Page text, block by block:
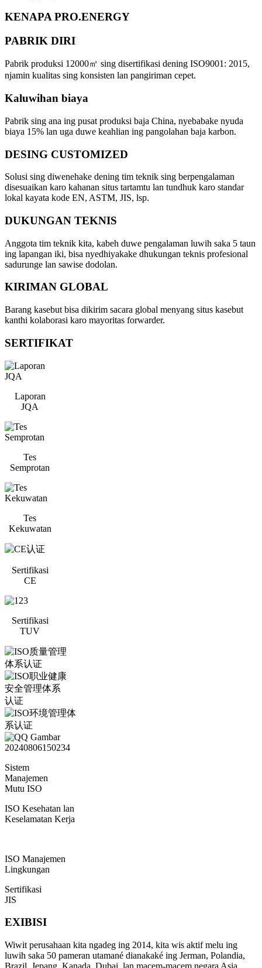
KENAPA PRO.ENERGY
PABRIK DIRI
Pabrik produksi 12000㎡ sing disertifikasi dening ISO9001: 2015,
njamin kualitas sing konsisten lan pangiriman cepet.
Kaluwihan biaya
Pabrik sing ana ing pusat produksi baja China, nyebabake nyuda
biaya 15% lan uga duwe keahlian ing pangolahan baja karbon.
DESING CUSTOMIZED
Solusi sing diwenehake dening tim teknik sing berpengalaman
disesuaikan karo kahanan situs tartamtu lan tundhuk karo standar
lokal kayata kode EN, ASTM, JIS, lsp.
DUKUNGAN TEKNIS
Anggota tim teknik kita, kabeh duwe pengalaman luwih saka 5 taun
ing lapangan iki, bisa nyedhiyakake dhukungan teknis profesional
sadurunge lan sawise dodolan.
KIRIMAN GLOBAL
Barang kasebut bisa dikirim sacara global menyang situs kasebut
kanthi kolaborasi karo mayoritas forwarder.
SERTIFIKAT
Laporan
JQA
Tes
Semprotan
Tes
Kekuwatan
Sertifikasi
CE
Sertifikasi
TUV
Sistem
Manajemen
Mutu ISO
ISO Kesehatan lan
Keselamatan Kerja
ISO Manajemen
Lingkungan
Sertifikasi
JIS
EXIBISI
Wiwit perusahaan kita ngadeg ing 2014, kita wis aktif melu ing
luwih saka 50 pameran utamané dianakaké ing Jerman, Polandia,
Brazil, Jepang, Kanada, Dubai, lan macem-macem negara Asia